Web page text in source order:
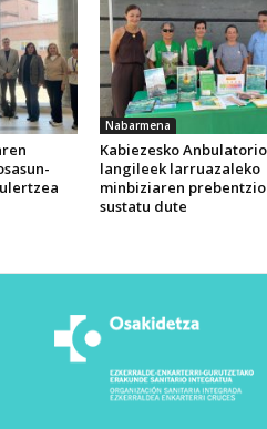
Nabarmena
Kabiezesko
langileek larruazaleko
minbiziaren
sustatu dute